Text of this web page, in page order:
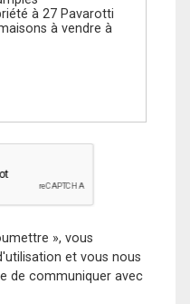
», vous
et vous nous
de communiquer avec